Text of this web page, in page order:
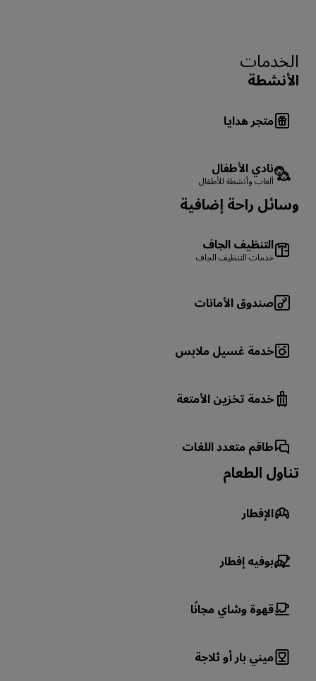
الخدمات
الأنشطة
متجر هدايا
نادي الأطفال
ألعاب وأنشطة للأطفال
وسائل راحة إضافية
التنظيف الجاف
خدمات التنظيف الجاف
صندوق الأمانات
خدمة غسيل ملابس
خدمة تخزين الأمتعة
طاقم متعدد اللغات
تناول الطعام
الإفطار
بوفيه إفطار
قهوة وشاي مجانًا
ميني بار أو ثلاجة